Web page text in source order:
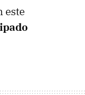
este